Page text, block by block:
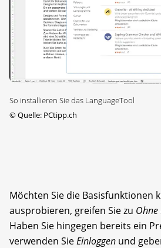
So installieren Sie das LanguageTool
©Quelle: PCtipp.ch
Möchten Sie die Basisfunktionen
ausprobieren, greifen Sie zu
Haben Sie hingegen bereits ein
verwenden SieEinloggen und